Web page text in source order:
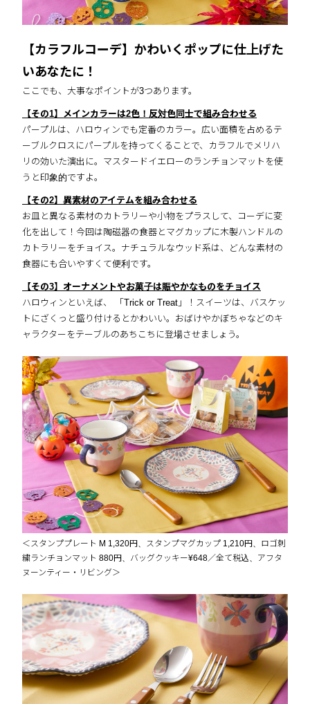
【カラフルコーデ】かわいくポップに仕上げた
いあなたに！
ここでも、大事なポイントが3つあります。
【その1】メインカラーは2色！反対色同士で組み合わせる
パープルは、ハロウィンでも定番のカラー。広い面積を占めるテ
ーブルクロスにパープルを持ってくることで、カラフルでメリハ
リの効いた演出に。マスタードイエローのランチョンマットを使
うと印象的ですよ。
【その2】異素材のアイテムを組み合わせる
お皿と異なる素材のカトラリーや小物をプラスして、コーデに変
化を出して！今回は陶磁器の食器とマグカップに木製ハンドルの
カトラリーをチョイス。ナチュラルなウッド系は、どんな素材の
食器にも合いやすくて便利です。
【その3】オーナメントやお菓子は賑やかなものをチョイス
ハロウィンといえば、 「Trick or Treat」！スイーツは、バスケッ
トにざくっと盛り付けるとかわいい。おばけやかぼちゃなどのキ
ャラクターをテーブルのあちこちに登場させましょう。
＜スタンププレート M 1,320円、スタンプマグカップ 1,210円、ロゴ刺
繍ランチョンマット 880円、バッグクッキー¥648／全て税込、アフタ
ヌーンティー・リビング＞